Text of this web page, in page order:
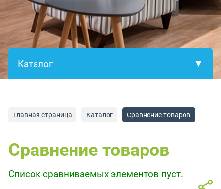
Главная страница Каталог Сравнение товаров
Сравнение товаров
Список сравниваемых элементов пуст.